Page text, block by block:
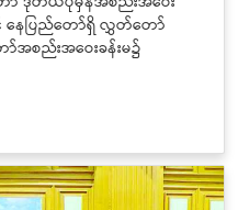
နေပြည်တော်ရှိ လွှတ်တော်
စည်းအဝေးခန်းမ၌